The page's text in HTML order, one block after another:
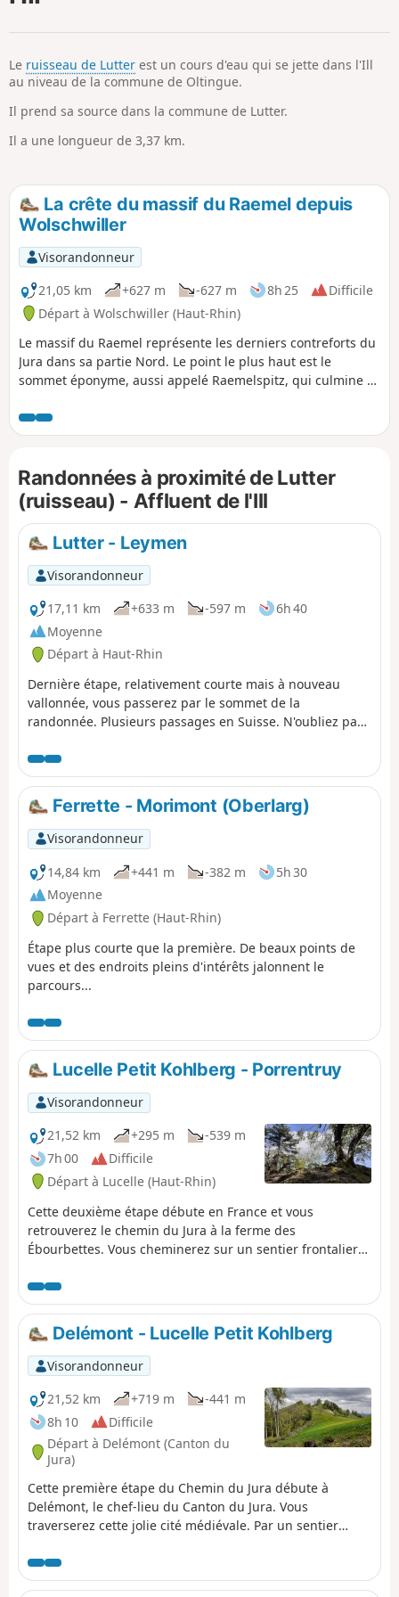
Le ruisseau de Lutter est un cours d'eau qui se jette dans l'Ill
au niveau de la commune de Oltingue.
Il prend sa source dans la commune de Lutter.
Il a une longueur de 3,37 km.
La crête du massif du Raemel depuis
Wolschwiller
Visorandonneur
21,05 km
+627 m -627 m 8h 25
Difficile
Départ à Wolschwiller (Haut-Rhin)
Le massif du Raemel représente les derniers contreforts du
Jura dans sa partie Nord. Le point le plus haut est le
sommet éponyme, aussi appelé Raemelspitz, qui culmine à
saisissante sur les environs. La quasi-totalité du parcours se
fait en forêt. Seul les 5 derniers kilomètres se font dans les
d'intérêt sont présents sur le parcours, dont les Gorges de
Biederthal et la Fontaine de Lutter.
Randonnées à proximité de Lutter
(ruisseau) - Affluent de l'Ill
Lutter - Leymen
Visorandonneur
17,11 km
+633 m -597 m
6h 40
Moyenne
Départ à Haut-Rhin
Dernière étape, relativement courte mais à nouveau
vallonnée, vous passerez par le sommet de la
randonnée. Plusieurs passages en Suisse. N'oubliez pas
Ferrette - Morimont (Oberlarg)
Visorandonneur
14,84 km
+441 m -382 m
5h 30
Moyenne
Départ à Ferrette (Haut-Rhin)
Étape plus courte que la première. De beaux points de
vues et des endroits pleins d'intérêts jalonnent le
parcours...
Lucelle Petit Kohlberg - Porrentruy
Visorandonneur
21,52 km
+295 m
-539 m
7h 00
Difficile
Départ à Lucelle (Haut-Rhin)
Cette deuxième étape débute en France et vous
retrouverez le chemin du Jura à la ferme des
Ébourbettes. Vous cheminerez sur un sentier frontalier
sur l'Alsace. Jusqu'à Vendlincourt, vous cheminerez à
travers pâturages et massifs boisés, en alternance. Avant
d'arriver à Porrentruy, vous profiterez d'une exposition
en plein air de sculptures d'animaux en bois. Ne
manquez pas de visiter la ville historique de Porrentruy
ainsi que son château.
Delémont - Lucelle Petit Kohlberg
Visorandonneur
21,52 km
+719 m
-441 m
8h 10
Difficile
Départ à Delémont (Canton du
Jura)
Cette première étape du Chemin du Jura débute à
Delémont, le chef-lieu du Canton du Jura. Vous
traverserez cette jolie cité médiévale. Par un sentier
sur la chaine du Jura. Avant de descendre vers le Lac de
Lucelle, vous profiterez encore d'une vue panoramique à